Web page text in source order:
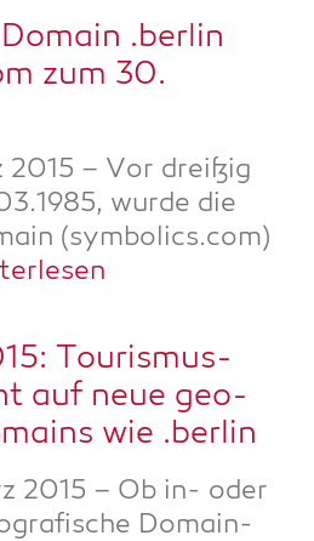
.ber­lin
zum 30.
2015 – Vor drei­ßig
wur­de die
(symbolics.com)
Tou­ris­mus-
auf neue geo­
wie .ber­lin
2015 – Ob in- oder
Domain-